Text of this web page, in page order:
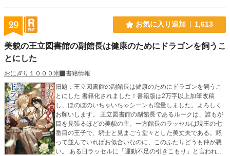
めているはずだった。 だが、ジェラルド王子は突然、婚約破
棄はしないでこのまま結婚すると言い出す。 王弟の息子であ
人生を賭けた運命のとの戦いが始まる――！？ 腹黒、執着強
す。
29 お気に入り追加 1,613
美貌の王立図書館の副館長は健康のためにドラゴンを飼うこ
とにした
おにぎり１０００米
書籍情報
旧題：王立図書館の副館長は健康のためにドラゴンを飼うこ
とにした 書籍化されました！書籍版は2万字以上加筆改稿
し、ほのぼのいちゃいちゃシーンも増量しました。よろしく
お願いします。 王立図書館の副館長であるルークは、誰もが
目を見張るほどの美貌の主。一方館長のラッセルは現王の七
番目の王子で、騎士と見まごう堂々とした美丈夫である。黙
って並んでいればお似合いなのに、このふたりどうも仲が悪
い。 ある日ラッセルに「運動不足の引きこもり」と言われた